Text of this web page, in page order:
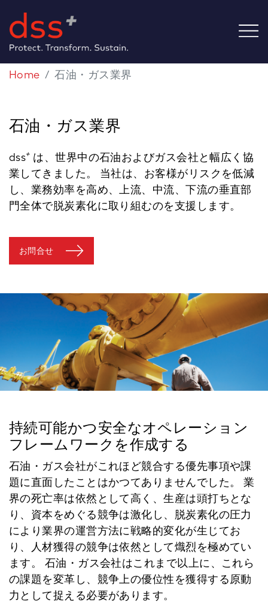
Home 石油・ガス業界
石油・ガス業界
dss+ は、世界中の石油およびガス会社と幅広く協
業してきました。 当社は、お客様がリスクを低減
し、業務効率を高め、上流、中流、下流の垂直部
門全体で脱炭素化に取り組むのを支援します。
お問合せ
持続可能かつ安全なオペレーション
フレームワークを作成する
石油・ガス会社がこれほど競合する優先事項や課
題に直面したことはかつてありませんでした。 業
界の死亡率は依然として高く、生産は頭打ちとな
り、資本をめぐる競争は激化し、脱炭素化の圧力
により業界の運営方法に戦略的変化が生じてお
り、人材獲得の競争は依然として熾烈を極めてい
ます。 石油・ガス会社はこれまで以上に、これら
の課題を変革し、競争上の優位性を獲得する原動
力として捉える必要があります。